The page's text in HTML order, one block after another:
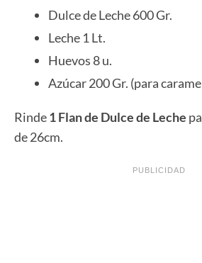
Dulce de Leche 600 Gr.
Leche 1 Lt.
Huevos 8 u.
Azúcar 200 Gr. (para
Rinde1 Flan de Dulce de Leche
de 26cm.
PUBLICIDAD